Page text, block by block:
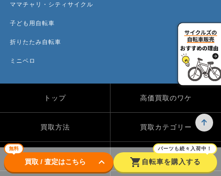
無料
買取 / 査定はこちら keyboard_arrow_down shopping_cart
パーツも続々入荷中！
自転車を購入する
ママチャリ・シティサイクル
子ども用自転車
折りたたみ自転車
ミニベロ
トップ 高価買取のワケ
買取方法 買取カテゴリー
買取実績 自転車のコラム